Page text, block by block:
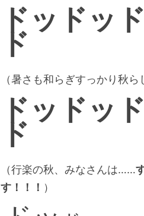
ドッドッ
ド
（暑さも和らぎすっかり秋
ドッドッ
ド
（行楽の秋、みなさんは……
す！！！ ）